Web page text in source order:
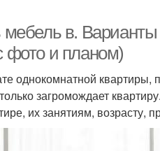
мебель в.
фото и планом)
однокомнатной квартиры,
загромождает
их занятиям, возрасту,